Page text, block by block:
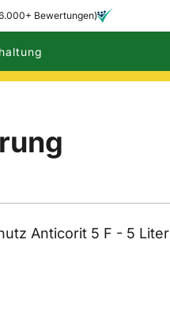
Bewertungen)
Anticorit 5 F - 5 Liter